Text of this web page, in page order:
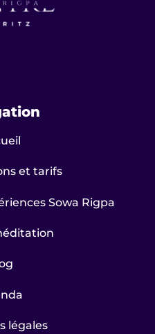
et tarifs
Sowa Rigpa
légales